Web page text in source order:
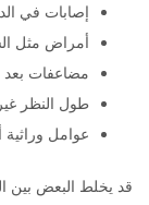
إصابات في
أمراض مثل
مضاعفات بعد
طول النظر
عوامل وراثية
قد يخلط البعض بين